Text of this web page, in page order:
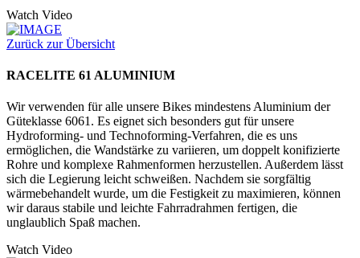
Watch Video
Zurück zur Übersicht
RACELITE 61 ALUMINIUM
Wir verwenden für alle unsere Bikes mindestens Aluminium der
Güteklasse 6061. Es eignet sich besonders gut für unsere
Hydroforming- und Technoforming-Verfahren, die es uns
ermöglichen, die Wandstärke zu variieren, um doppelt konifizierte
Rohre und komplexe Rahmenformen herzustellen. Außerdem lässt
sich die Legierung leicht schweißen. Nachdem sie sorgfältig
wärmebehandelt wurde, um die Festigkeit zu maximieren, können
wir daraus stabile und leichte Fahrradrahmen fertigen, die
unglaublich Spaß machen.
Watch Video